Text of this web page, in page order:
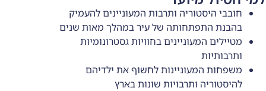
ותרבות המעוניינים להעמיק
של עיר במהלך מאות שנים
בחוויות גסטרונומיות
לחשוף את ילדיהם
שונות בארץ